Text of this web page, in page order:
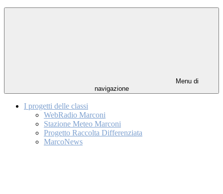
Menu di
navigazione
I progetti delle classi
WebRadio Marconi
Stazione Meteo Marconi
Progetto Raccolta Differenziata
MarcoNews